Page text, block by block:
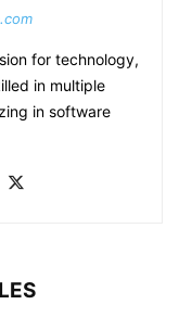
for technology,
in multiple
in software